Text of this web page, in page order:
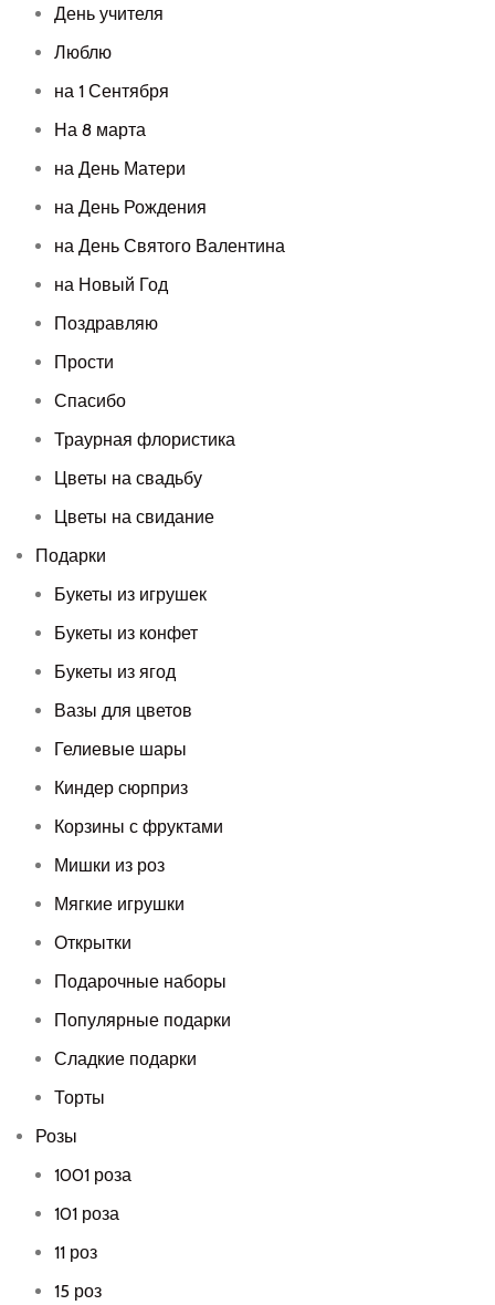
День учителя
Люблю
на 1 Сентября
На 8 марта
на День Матери
на День Рождения
на День Святого Валентина
на Новый Год
Поздравляю
Прости
Спасибо
Траурная флористика
Цветы на свадьбу
Цветы на свидание
Подарки
Букеты из игрушек
Букеты из конфет
Букеты из ягод
Вазы для цветов
Гелиевые шары
Киндер сюрприз
Корзины с фруктами
Мишки из роз
Мягкие игрушки
Открытки
Подарочные наборы
Популярные подарки
Сладкие подарки
Торты
Розы
1001 роза
101 роза
11 роз
15 роз